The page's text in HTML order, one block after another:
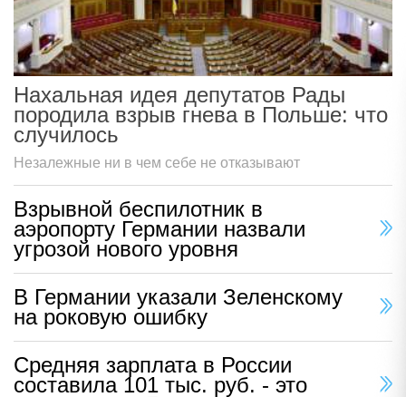
Нахальная идея депутатов Рады
породила взрыв гнева в Польше: что
случилось
Незалежные ни в чем себе не отказывают
Взрывной беспилотник в
аэропорту Германии назвали
угрозой нового уровня
В Германии указали Зеленскому
на роковую ошибку
Средняя зарплата в России
составила 101 тыс. руб. - это